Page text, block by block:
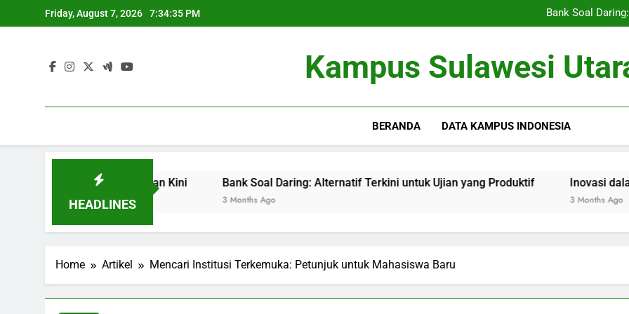
to
Friday, August 7, 2026 7:34:36 PM
Bank Soal
Inovasi dalam
Bank Soal
Inovasi dalam
Kampus Sulawesi
BERANDA DATA KAMPUS INDONESIA
HEADLINES
Sukses di Zaman Kini Bank Soal Daring: Alternatif Terkini untuk Ujian yang Produktif Inovasi dalam
Home Artikel Mencari Institusi Terkemuka: Petunjuk untuk Mahasiswa Baru